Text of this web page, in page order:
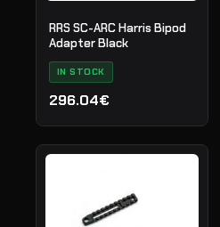
RRS SC-ARC Harris Bipod
Adapter Black
IN STOCK
296.04€